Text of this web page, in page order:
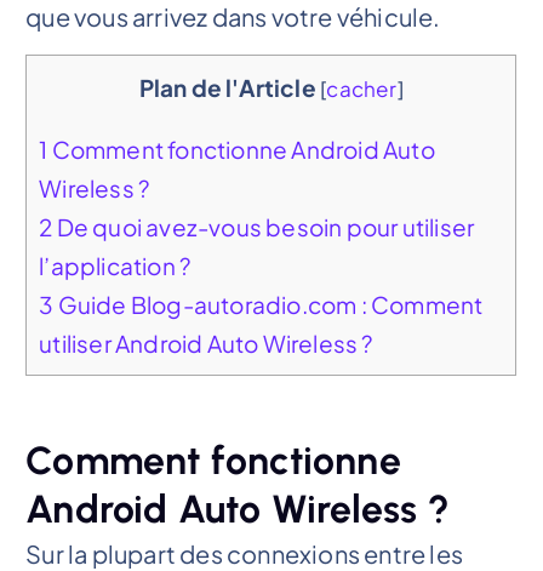
que vous arrivez dans votre véhicule.
Plan de l'Article [cacher]
1 Comment fonctionne Android Auto
Wireless ?
2 De quoi avez-vous besoin pour utiliser
l’application ?
3 Guide Blog-autoradio.com : Comment
utiliser Android Auto Wireless ?
Comment fonctionne
Android Auto Wireless ?
Sur la plupart des connexions entre les